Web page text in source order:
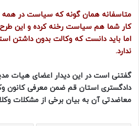
متاسفانه همان گونه که سیاست در همه
کار شما هم سیاست رخنه کرده و این
اما باید دانست که وکالت بدون داشتن
ندارد.
گفتنی است در این دیدار اعضای هیات
دادگستری استان قم ضمن معرفی کانون
معاضدتی آن به بیان برخی از مشکلات وکلا